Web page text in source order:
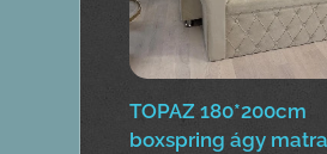
TOPAZ 180*200cm
boxspring ágy